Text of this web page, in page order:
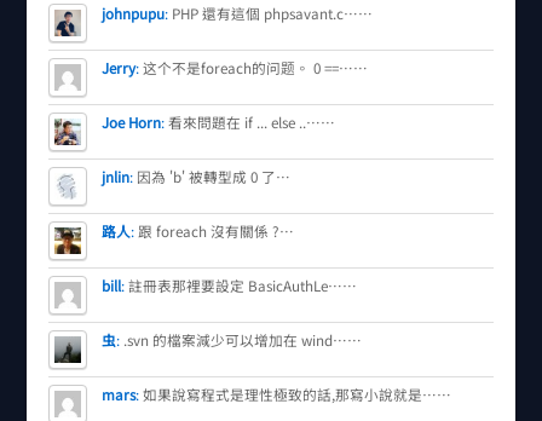
johnpupu: PHP 還有這個 phpsavant.c……
Jerry:这个不是foreach的问题。 0 ==……
Joe Horn:看來問題在 if ... else ..……
jnlin: 因為 'b' 被轉型成 0 了…
路人: 跟 foreach 沒有關係 ?…
bill:註冊表那裡要設定 BasicAuthLe……
虫: .svn 的檔案減少可以增加在 wind……
mars:如果說寫程式是理性極致的話,那寫小說就是……